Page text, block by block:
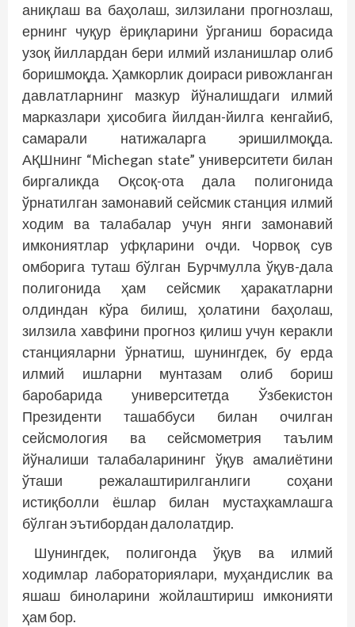
аниқлаш ва баҳолаш, зилзилани прогнозлаш,
ернинг чуқур ёриқларини ўрганиш борасида
узоқ йиллардан бери илмий изланишлар олиб
боришмоқда. Ҳамкорлик доираси ривожланган
давлатларнинг мазкур йўналишдаги илмий
марказлари ҳисобига йилдан-йилга кенгайиб,
самарали натижаларга эришилмоқда.
АҚШнинг “Мichegan state” университети билан
биргаликда Оқсоқ-ота дала полигонида
ўрнатилган замонавий сейсмик станция илмий
ходим ва талабалар учун янги замонавий
имкониятлар уфқларини очди. Чорвоқ сув
омборига туташ бўлган Бурчмулла ўқув-дала
полигонида ҳам сейсмик ҳаракатларни
олдиндан кўра билиш, ҳолатини баҳолаш,
зилзила хавфини прогноз қилиш учун керакли
станцияларни ўрнатиш, шунингдек, бу ерда
илмий ишларни мунтазам олиб бориш
баробарида университетда Ўзбекистон
Президенти ташаббуси билан очилган
сейсмология ва сейсмометрия таълим
йўналиши талабаларининг ўқув амалиётини
ўташи режалаштирилганлиги соҳани
истиқболли ёшлар билан мустаҳкамлашга
бўлган эътибордан далолатдир.
Шунингдек, полигонда ўқув ва илмий
ходимлар лабораториялари, муҳандислик ва
яшаш биноларини жойлаштириш имконияти
ҳам бор.